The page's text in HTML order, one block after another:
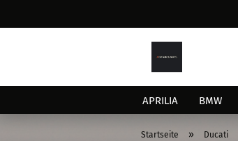
APRILIA BMW
Startseite » Ducati